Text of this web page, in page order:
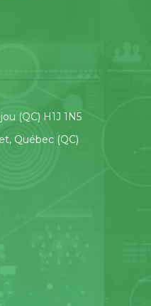
(QC) H1J 1N5
Québec (QC)